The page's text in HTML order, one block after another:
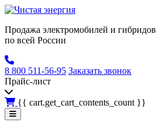
Продажа электромобилей и гибридов
по всей России
8 800 511-56-95 Заказать звонок
Прайс-лист
{{ cart.get_cart_contents_count }}